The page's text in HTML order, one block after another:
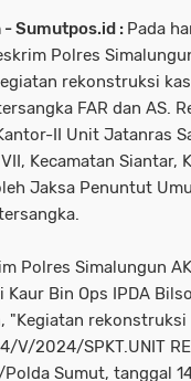
Sumutpos.id : Pada
Polres
rekonstruksi
FAR dan AS.
II Unit Jatanras
Kecamatan Siantar,
Jaksa Penuntut
Polres Simalungun
Kaur Bin Ops IPDA
"Kegiatan
V/2024/SPKT.UNIT
Sumut, tanggal